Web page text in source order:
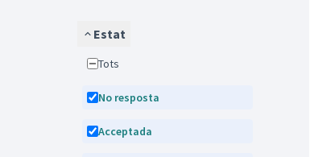
Estat
Tots
No resposta
Acceptada